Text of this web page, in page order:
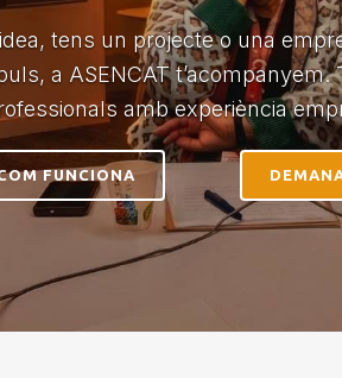
tens un projecte o una
a ASENCAT
amb experiència
FUNCIONA